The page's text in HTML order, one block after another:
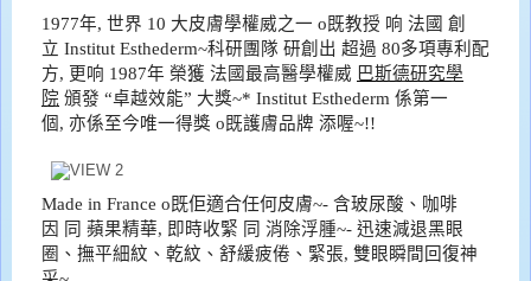
1977年, 世界 10 大皮膚學權威之一 o既教授 响 法國 創
立 Institut Esthederm~科研團隊 研創 出 超過 80多項專利配
方, 更响 1987年 榮獲 法國最高醫學權威 巴斯德研究學
院 頒發 “卓越效能” 大獎~* Institut Esthederm 係第一
個 , 亦係至今唯一得獎 o既護膚品牌 添喔~!!
Made in France o既佢適合任何皮膚~- 含玻尿酸、咖啡
因
同 蘋果精華, 即時收緊 同 消除浮腫~- 迅速減退黑眼
圈、撫平細紋、乾紋、舒緩疲倦、緊張, 雙眼瞬間回復神